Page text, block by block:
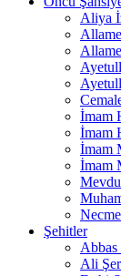
Aliya
İmam
İmam
İmam
İmam
Şehitler
Ali